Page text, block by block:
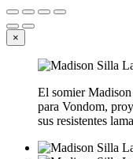
×
El somier
para Vondom,
sus resistentes